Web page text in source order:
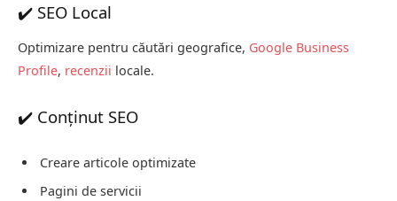
✔️ SEO Local
Optimizare pentru căutări geografice, Google Business
Profile, recenzii locale.
✔️ Conținut SEO
Creare articole optimizate
Pagini de servicii